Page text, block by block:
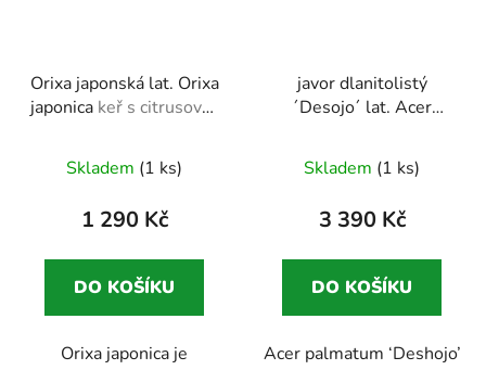
Orixa japonská lat. Orixa
japonica keř s citrusově-
mrazuvzdorný do –20 °C
Skladem (1 ks)
1 290 Kč
DO KOŠÍKU
Orixa japonica je
javor dlanitolistý
´Desojo´ lat. Acer
jarní vybarvení,
kompaktní růst
Skladem (1 ks)
3 390 Kč
DO KOŠÍKU
Acer palmatum ‘Deshojo’